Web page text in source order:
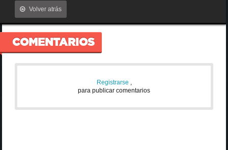
Volver atrás
COMENTARIOS
Registrarse ,
para publicar comentarios